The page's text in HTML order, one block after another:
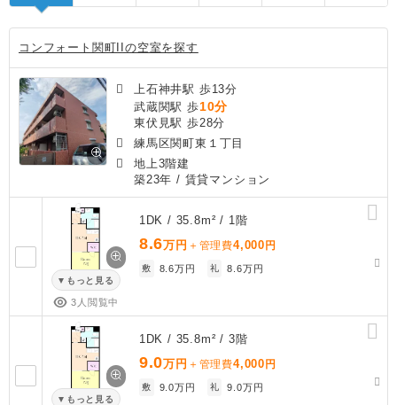
コンフォート関町IIの空室を探す
上石神井駅 歩13分
武蔵関駅 歩10分
東伏見駅 歩28分
練馬区関町東１丁目
地上3階建
築23年 / 賃貸マンション
もっと見る
3人閲覧中
1DK / 35.8m² / 1階
8.6万円 ＋管理費4,000 円
敷 8.6万円 礼 8.6万円
もっと見る
1DK / 35.8m² / 3階
9.0万円 ＋管理費4,000 円
敷 9.0万円 礼 9.0万円